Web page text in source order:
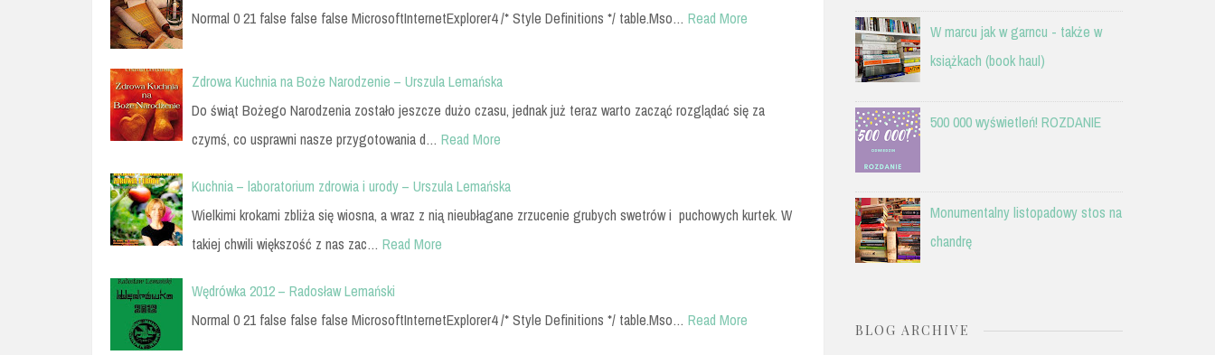
Normal 0 21 false false false MicrosoftInternetExplorer4 /* Style Definitions */ table.Mso… Read More
Zdrowa Kuchnia na Boże Narodzenie – Urszula Lemańska
Do świąt Bożego Narodzenia zostało jeszcze dużo czasu, jednak już teraz warto zacząć rozglądać się za
czymś, co usprawni nasze przygotowania d… Read More
Kuchnia – laboratorium zdrowia i urody – Urszula Lemańska
Wielkimi krokami zbliża się wiosna, a wraz z nią nieubłagane zrzucenie grubych swetrów i puchowych kurtek. W
takiej chwili większość z nas zac… Read More
Wędrówka 2012 – Radosław Lemański
Normal 0 21 false false false MicrosoftInternetExplorer4 /* Style Definitions */ table.Mso… Read More
W marcu jak w garncu - także w
książkach (book haul)
500 000 wyświetleń! ROZDANIE
Monumentalny listopadowy stos na
chandrę
BLOG ARCHIVE